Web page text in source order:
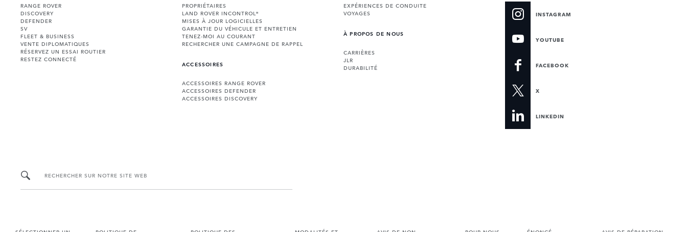
RANGE ROVER
DISCOVERY
DEFENDER
SV
FLEET & BUSINESS
VENTE DIPLOMATIQUES
RÉSERVEZ UN ESSAI ROUTIER
RESTEZ CONNECTÉ
PROPRIÉTAIRES
LAND ROVER INCONTROL®
MISES À JOUR LOGICIELLES
GARANTIE DU VÉHICULE ET ENTRETIEN
TENEZ-MOI AU COURANT
RECHERCHER UNE CAMPAGNE DE RAPPEL
ACCESSOIRES
ACCESSOIRES RANGE ROVER
ACCESSOIRES DEFENDER
ACCESSOIRES DISCOVERY
EXPÉRIENCES DE CONDUITE
VOYAGES
À PROPOS DE NOUS
CARRIÈRES
JLR
DURABILITÉ
INSTAGRAM
YOUTUBE
FACEBOOK
X
LINKEDIN
RECHERCHER SUR NOTRE SITE WEB